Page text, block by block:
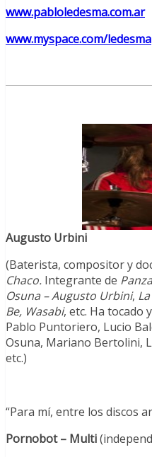
www.pabloledesma.com.ar
www.myspace.com/
Augusto Urbini
(Baterista, compositor y
Chaco. Integrante de
Osuna – Augusto Urbini,
Be, Wasabi, etc. Ha tocado
Pablo Puntoriero, Lucio
Osuna, Mariano Bertolini,
etc.)
“Para mí, entre los discos
Pornobot – Multi